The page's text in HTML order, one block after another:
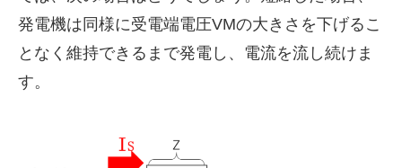
発電機は同様に受電端電圧VMの大きさを下げるこ
となく維持できるまで発電し、電流を流し続けま
す。